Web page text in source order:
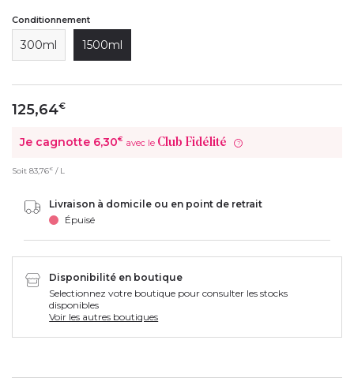
Conditionnement
300ml 1500ml
125,64€
Je cagnotte 6,30€ avec le Club Fidélité ?
Soit 83,76€ / L
Livraison à domicile ou en point de retrait
Épuisé
Disponibilité en boutique
Selectionnez votre boutique pour consulter les stocks
disponibles
Voir les autres boutiques